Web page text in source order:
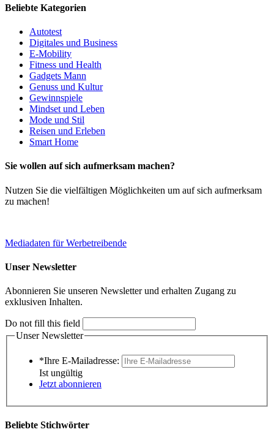
Beliebte Kategorien
Autotest
Digitales und Business
E-Mobility
Fitness und Health
Gadgets Mann
Genuss und Kultur
Gewinnspiele
Mindset und Leben
Mode und Stil
Reisen und Erleben
Smart Home
Sie wollen auf sich aufmerksam machen?
Nutzen Sie die vielfältigen Möglichkeiten um auf sich aufmerksam
zu machen!
Mediadaten für Werbetreibende
Unser Newsletter
Abonnieren Sie unseren Newsletter und erhalten Zugang zu
exklusiven Inhalten.
Do not fill this field
Unser Newsletter
*Ihre E-Mailadresse:
Ist ungültig
Jetzt abonnieren
Beliebte Stichwörter